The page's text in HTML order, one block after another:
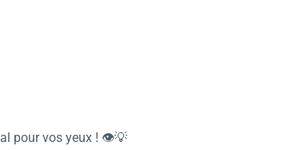
pour vos yeux ! 👁️💡